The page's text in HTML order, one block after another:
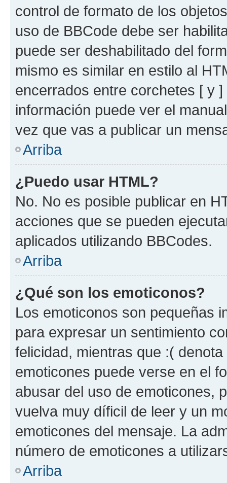
control de formato de los
uso de BBCode debe ser
puede ser deshabilitado del
mismo es similar en estilo al
encerrados entre corchetes [ y
información puede ver el
vez que vas a publicar un
Arriba
¿Puedo usar HTML?
No. No es posible publicar en
acciones que se pueden
aplicados utilizando BBCodes.
Arriba
¿Qué son los emoticonos?
Los emoticonos son pequeñas
para expresar un sentimiento
felicidad, mientras que :(
emoticones puede verse en el
abusar del uso de emoticones,
vuelva muy díficil de leer y un
emoticones del mensaje. La
número de emoticones a
Arriba